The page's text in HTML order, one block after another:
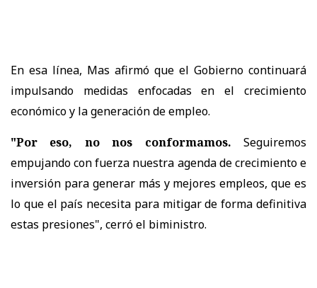
En esa línea, Mas afirmó que el Gobierno continuará
impulsando medidas enfocadas en el crecimiento
económico y la generación de empleo.
"Por eso, no nos conformamos. Seguiremos
empujando con fuerza nuestra agenda de crecimiento e
inversión para generar más y mejores empleos, que es
lo que el país necesita para mitigar de forma definitiva
estas presiones", cerró el biministro.